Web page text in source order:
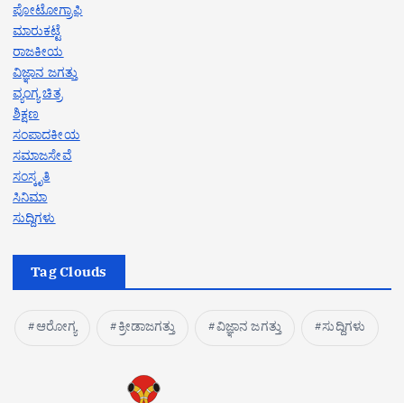
ಪೋಟೋಗ್ರಾಫಿ
ಮಾರುಕಟ್ಟೆ
ರಾಜಕೀಯ
ವಿಜ್ಞಾನ ಜಗತ್ತು
ವ್ಯಂಗ್ಯ ಚಿತ್ರ
ಶಿಕ್ಷಣ
ಸಂಪಾದಕೀಯ
ಸಮಾಜಸೇವೆ
ಸಂಸ್ಕೃತಿ
ಸಿನಿಮಾ
ಸುದ್ದಿಗಳು
Tag Clouds
ಆರೋಗ್ಯ ಕ್ರೀಡಾಜಗತ್ತು ವಿಜ್ಞಾನ ಜಗತ್ತು ಸುದ್ದಿಗಳು